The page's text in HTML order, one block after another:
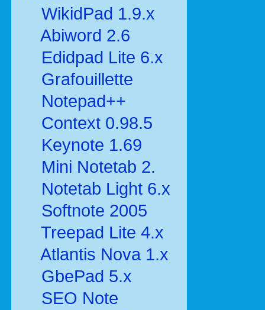
WikidPad 1.9.x
Abiword 2.6
Edidpad Lite 6.x
Grafouillette
Notepad++
Context 0.98.5
Keynote 1.69
Mini Notetab 2.
Notetab Light 6.x
Softnote 2005
Treepad Lite 4.x
Atlantis Nova 1.x
GbePad 5.x
SEO Note